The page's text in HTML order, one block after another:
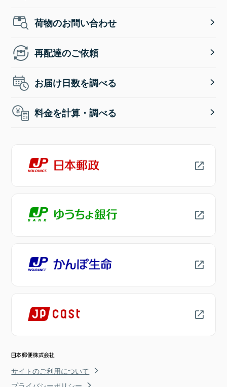
荷物のお問い合わせ
再配達のご依頼
お届け日数を調べる
料金を計算・調べる
サイトのご利用について